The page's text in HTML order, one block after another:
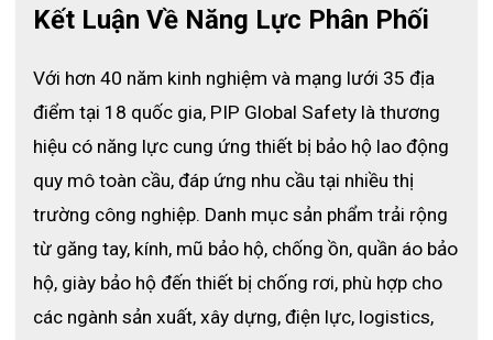
Kết Luận Về Năng Lực Phân Phối
Với hơn 40 năm kinh nghiệm và mạng lưới 35 địa
điểm tại 18 quốc gia, PIP Global Safety là thương
hiệu có năng lực cung ứng thiết bị bảo hộ lao động
quy mô toàn cầu, đáp ứng nhu cầu tại nhiều thị
trường công nghiệp. Danh mục sản phẩm trải rộng
từ găng tay, kính, mũ bảo hộ, chống ồn, quần áo bảo
hộ, giày bảo hộ đến thiết bị chống rơi, phù hợp cho
các ngành sản xuất, xây dựng, điện lực, logistics,